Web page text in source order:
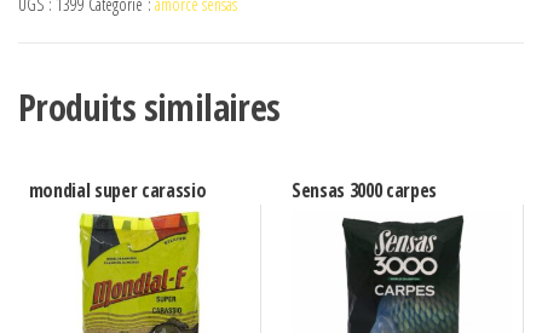
START'R
TELECOMMANDE
Produits similaires
mondial super carassio Sensas 3000 carpes